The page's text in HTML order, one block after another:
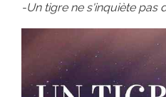
-Un tigre ne s'inquiète pas